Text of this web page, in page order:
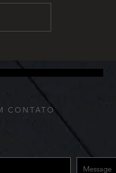
transformação do arenito em
CONTATO